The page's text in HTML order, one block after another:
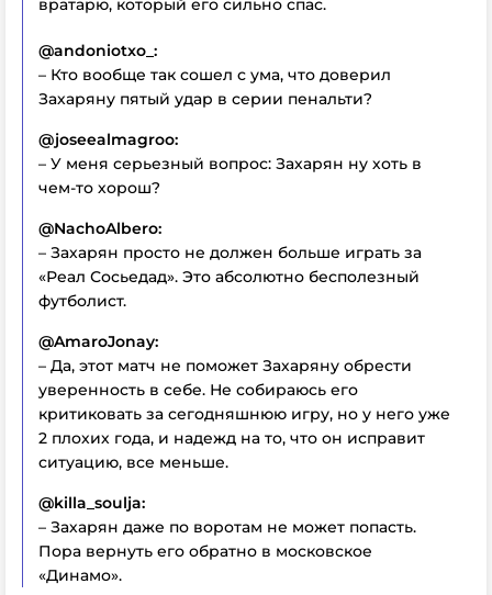
@andoniotxo_:
– Кто вообще так сошел с ума, что доверил
Захаряну пятый удар в серии пенальти?
@joseealmagroo:
– У меня серьезный вопрос: Захарян ну хоть в
чем-то хорош?
@NachoAlbero:
– Захарян просто не должен больше играть за
«Реал Сосьедад». Это абсолютно бесполезный
футболист.
@AmaroJonay:
– Да, этот матч не поможет Захаряну обрести
уверенность в себе. Не собираюсь его
критиковать за сегодняшнюю игру, но у него уже
2 плохих года, и надежд на то, что он исправит
ситуацию, все меньше.
@killa_soulja:
– Захарян даже по воротам не может попасть.
Пора вернуть его обратно в московское
«Динамо».